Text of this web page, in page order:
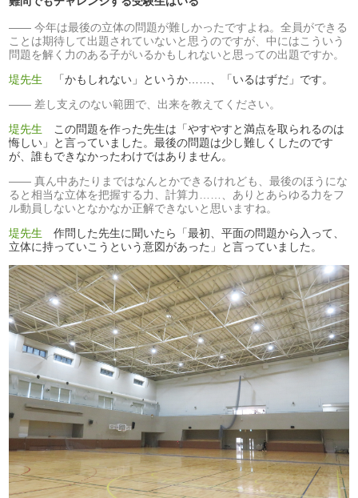
今年は最後の立体の問題が難しかったですよね。全員ができる
ことは期待して出題されていないと思うのですが、中にはこういう
問題を解く力のある子がいるかもしれないと思っての出題ですか。
堤先生 「かもしれない」というか……、「いるはずだ」です。
差し支えのない範囲で、出来を教えてください。
堤先生 この問題を作った先生は「やすやすと満点を取られるのは
悔しい」と言っていました。最後の問題は少し難しくしたのです
が、誰もできなかったわけではありません。
真ん中あたりまではなんとかできるけれども、最後のほうにな
ると相当な立体を把握する力、計算力……、ありとあらゆる力をフ
ル動員しないとなかなか正解できないと思いますね。
堤先生 作問した先生に聞いたら「最初、平面の問題から入って、
立体に持っていこうという意図があった」と言っていました。